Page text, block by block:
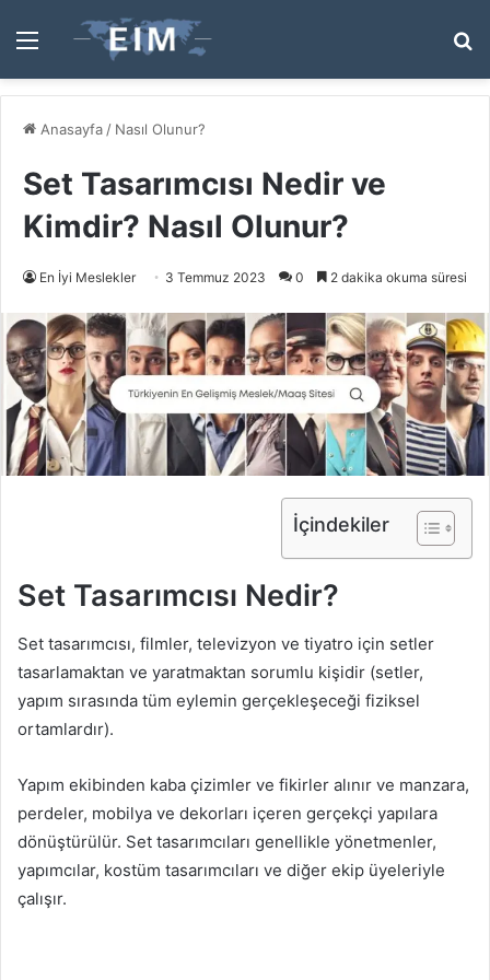
Menü
...
Anasayfa / Nasıl Olunur?
Set Tasarımcısı Nedir ve
Kimdir? Nasıl Olunur?
En İyi Meslekler 3 Temmuz 2023 0 2 dakika okuma süresi
İçindekiler
Set Tasarımcısı Nedir?
Set tasarımcısı, filmler, televizyon ve tiyatro için setler
tasarlamaktan ve yaratmaktan sorumlu kişidir (setler,
yapım sırasında tüm eylemin gerçekleşeceği fiziksel
ortamlardır).
Yapım ekibinden kaba çizimler ve fikirler alınır ve manzara,
perdeler, mobilya ve dekorları içeren gerçekçi yapılara
dönüştürülür. Set tasarımcıları genellikle yönetmenler,
yapımcılar, kostüm tasarımcıları ve diğer ekip üyeleriyle
çalışır.